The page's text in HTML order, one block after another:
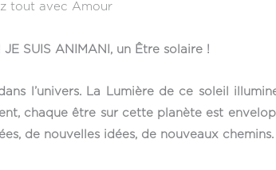
tout avec Amour
SUIS ANIMANI, un Être solaire !
l’univers. La Lumière de ce soleil
chaque être sur cette planète est
de nouvelles idées, de nouveaux chemins.